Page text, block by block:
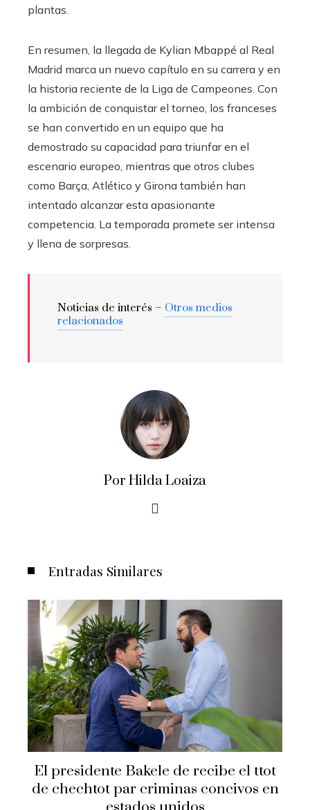
plantas.
En resumen, la llegada de Kylian Mbappé al Real
Madrid marca un nuevo capítulo en su carrera y en
la historia reciente de la Liga de Campeones. Con
la ambición de conquistar el torneo, los franceses
se han convertido en un equipo que ha
demostrado su capacidad para triunfar en el
escenario europeo, mientras que otros clubes
como Barça, Atlético y Girona también han
intentado alcanzar esta apasionante
competencia. La temporada promete ser intensa
y llena de sorpresas.
Noticias de interés – Otros medios
relacionados
Por Hilda Loaiza
Entradas Similares
Secretario de Estado Marco Rubio
visita El Salvador
Hilda Loaiza Hace 1 año